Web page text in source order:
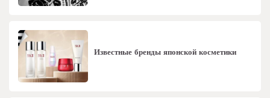
Известные бренды японской косметики